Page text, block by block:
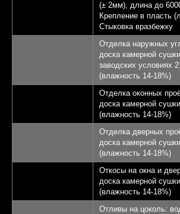
(± 2мм), длина до
Крепление в пласть
Стыковка вразбежку
Отделка наружных
доска камерной
заводских условиях
(влажность 14-18%)
Отделка оконных
доска камерной
(влажность 14-18%)
Отделка дверных
доска камерной
(влажность 14-18%)
Откосы на окна и
доска камерной
(влажность 14-18%)
Отливы на цоколь:
Записаться на экскурсию